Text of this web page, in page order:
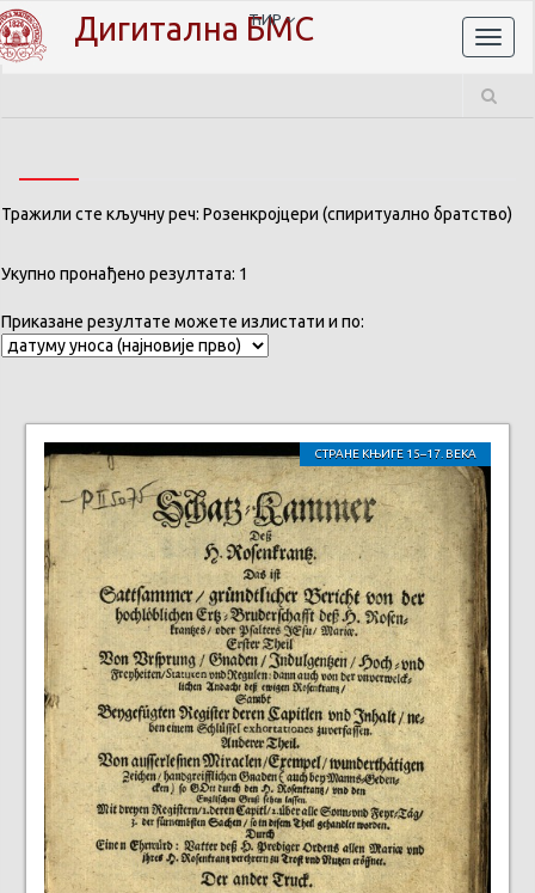
Дигитална БМС
ЋИР
Тражили сте кључну реч: Розенкројцери (спиритуално братство)
Укупно пронађено резултата: 1
Приказане резултате можете излистати и по:
СТРАНЕ КЊИГЕ 15–17. ВЕКА